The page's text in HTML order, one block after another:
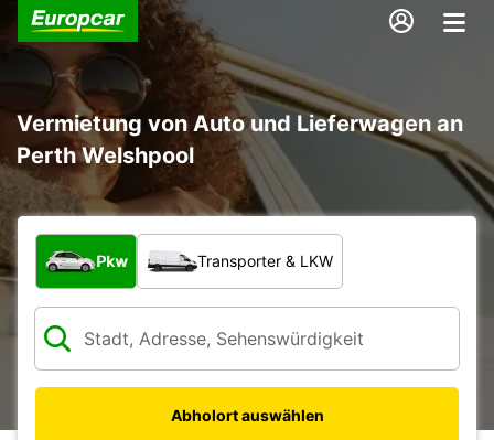
Vermietung von Auto und Lieferwagen an
Perth Welshpool
Welche Art von Fahrzeug?
Pkw Transporter & LKW
Abholort auswählen